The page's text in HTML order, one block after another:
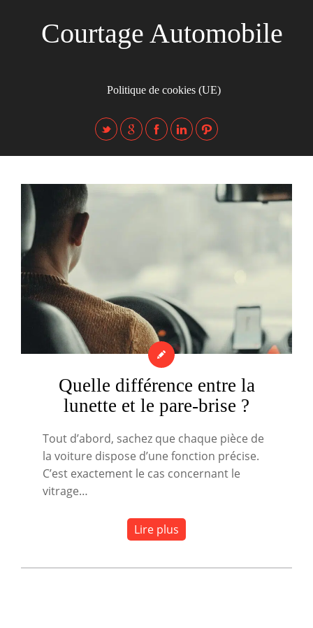
Courtage Automobile
Politique de cookies (UE)
Quelle différence entre la
lunette et le pare-brise ?
Tout d’abord, sachez que chaque pièce de
la voiture dispose d’une fonction précise.
C’est exactement le cas concernant le
vitrage…
Lire plus